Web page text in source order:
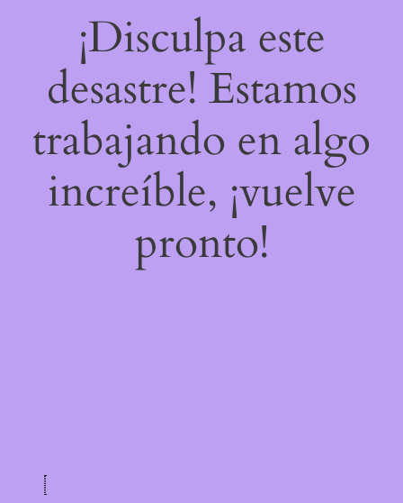
¡Disculpa este
desastre! Estamos
trabajando en algo
increíble, ¡vuelve
pronto!